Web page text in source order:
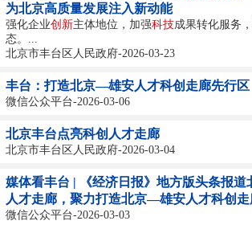
为北京高质量发展注入新动能
强化企业创新主体地位，加强科技成果转化服务
态。...
北京市丰台区人民政府-2026-03-23
丰台：打造北京—雄安人才科创走廊先行区
微信公众平台-2026-03-06
北京丰台点亮科创人才走廊
北京市丰台区人民政府-2026-03-04
媒体看丰台 | 《经济日报》地方版头条报道
人才走廊，聚力打造北京—雄安人才科创走
微信公众平台-2026-03-03